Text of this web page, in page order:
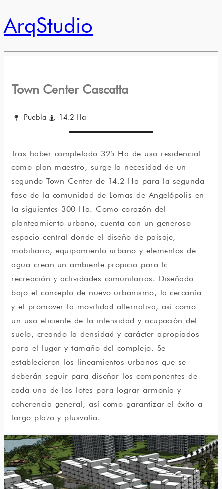
ArqStudio
Town Center Cascatta
Puebla 14.2 Ha
Tras haber completado 325 Ha de uso residencial
como plan maestro, surge la necesidad de un
segundo Town Center de 14.2 Ha para la segunda
fase de la comunidad de Lomas de Angelópolis en
la siguientes 300 Ha. Como corazón del
planteamiento urbano, cuenta con un generoso
espacio central donde el diseño de paisaje,
mobiliario, equipamiento urbano y elementos de
agua crean un ambiente propicio para la
recreación y actividades comunitarias. Diseñado
bajo el concepto de nuevo urbanismo, la cercanía
y el promover la movilidad alternativa, así como
un uso eficiente de la intensidad y ocupación del
suelo, creando la densidad y carácter apropiados
para el lugar y tamaño del complejo. Se
establecieron los lineamientos urbanos que se
deberán seguir para diseñar los componentes de
cada una de los lotes para lograr armonía y
coherencia general, así como garantizar el éxito a
largo plazo y plusvalía.